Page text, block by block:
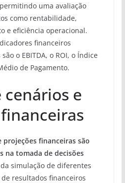
uma avaliação
como rentabilidade,
e eficiência operacional.
financeiros
o EBITDA, o ROI, o Índice
de Pagamento.
e
projeções financeiras são
na tomada de decisões
simulação de diferentes
resultados financeiros